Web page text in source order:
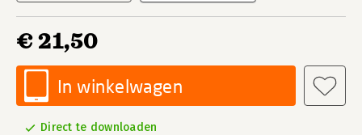
€ 21,50
In winkelwagen
Direct te downloaden